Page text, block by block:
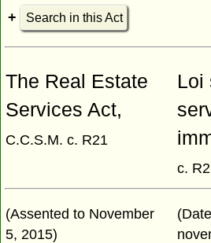
Search in this Act
The Real Estate
Services Act,
C.C.S.M. c. R21
Loi
c.
(Assented to November
5, 2015)